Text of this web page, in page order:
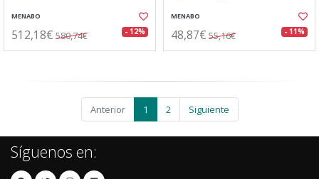
MENABO
512,18€ 580,74€ - 12%
MENABO
48,87€ 55,16€ - 11%
Anterior 1 2 Siguiente
Síguenos en: